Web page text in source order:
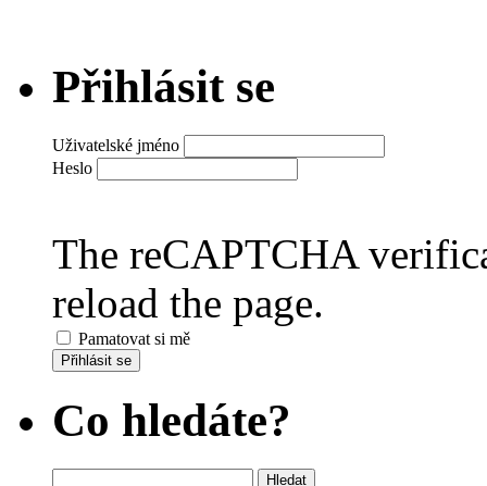
Přihlásit se
Uživatelské jméno
Heslo
The reCAPTCHA
reload the page.
Pamatovat si mě
Přihlásit se
Co hledáte?